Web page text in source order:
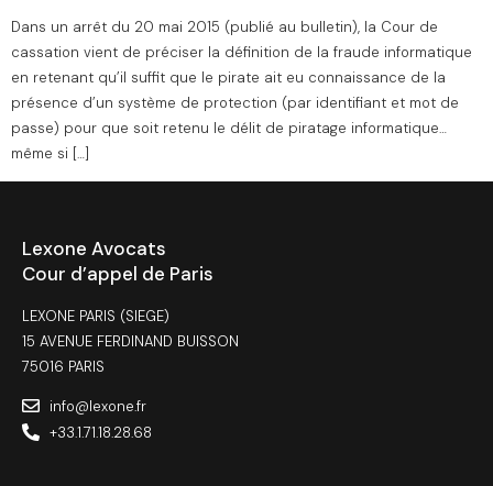
Dans un arrêt du 20 mai 2015 (publié au bulletin), la Cour de
cassation vient de préciser la définition de la fraude informatique
en retenant qu’il suffit que le pirate ait eu connaissance de la
présence d’un système de protection (par identifiant et mot de
passe) pour que soit retenu le délit de piratage informatique…
même si […]
Lexone Avocats
Cour d’appel de Paris
LEXONE PARIS (SIEGE)
15 AVENUE FERDINAND BUISSON
75016 PARIS
info@lexone.fr
+33.1.71.18.28.68